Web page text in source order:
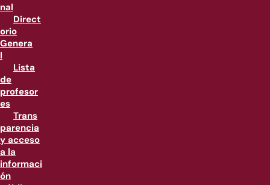
nal
Direct
orio
Genera
l
Lista
de
profesor
es
Trans
parencia
y acceso
a la
informaci
ón